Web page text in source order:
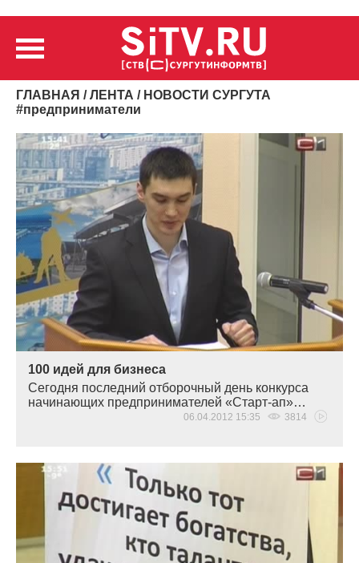
ГЛАВНАЯ /ЛЕНТА / НОВОСТИ СУРГУТА
#предприниматели
100 идей для бизнеса
Сегодня последний отборочный день конкурса
начинающих предпринимателей «Старт-ап»…
06.04.2012 15:35 3814